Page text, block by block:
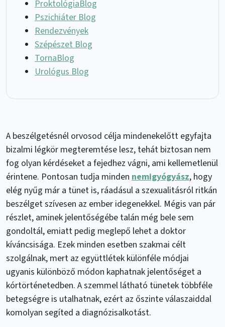
A beszélgetésnél orvosod célja mindenekelőtt egyfajta
bizalmi légkör megteremtése lesz, tehát biztosan nem
fog olyan kérdéseket a fejedhez vágni, ami kellemetlenül
érintene. Pontosan tudja minden nemigyógyász, hogy
elég nyűg már a tünet is, ráadásul a szexualitásról ritkán
beszélget szívesen az ember idegenekkel. Mégis van pár
részlet, aminek jelentőségébe talán még bele sem
gondoltál, emiatt pedig meglepő lehet a doktor
kíváncsisága. Ezek minden esetben szakmai célt
szolgálnak, mert az együttlétek különféle módjai
ugyanis különböző módon kaphatnak jelentőséget a
kórtörténetedben. A szemmel látható tünetek többféle
betegségre is utalhatnak, ezért az őszinte válaszaiddal
komolyan segíted a diagnózisalkotást.
ProktológiaBlog
Pszichiáter Blog
Rendezvények
Szépészet Blog
TornaBlog
Urológus Blog